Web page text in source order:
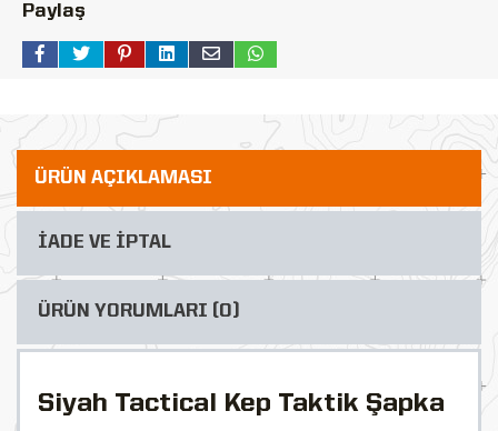
Paylaş
ÜRÜN AÇIKLAMASI
İADE VE İPTAL
ÜRÜN YORUMLARI (0)
Siyah Tactical Kep Taktik Şapka